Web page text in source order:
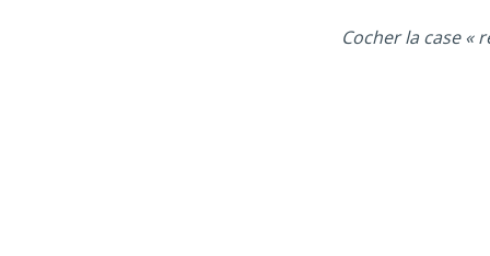
Cocher la case «